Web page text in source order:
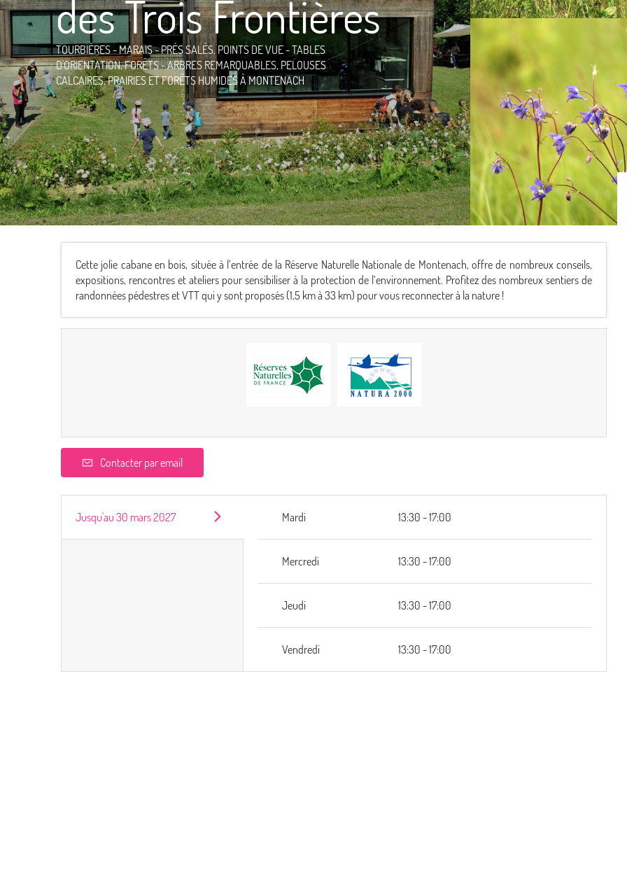
des Trois Frontières
TOURBIÈRES - MARAIS - PRÉS SALÉS,POINTS DE VUE - TABLES
D'ORIENTATION,FORÊTS - ARBRES REMARQUABLES, PELOUSES
CALCAIRES,PRAIRIES ET FORÊTS HUMIDESÀ MONTENACH
Cette jolie cabane en bois, située à l’entrée de la Réserve Naturelle Nationale de Montenach, offre de nombreux conseils,
expositions, rencontres et ateliers pour sensibiliser à la protection de l’environnement. Profitez des nombreux sentiers de
randonnées pédestres et VTT qui y sont proposés (1,5 km à 33 km) pour vous reconnecter à la nature !
Contacter par email
Jusqu'au 30 mars 2027 Mardi 13:30 - 17:00
Mercredi 13:30 - 17:00
Jeudi 13:30 - 17:00
Vendredi 13:30 - 17:00